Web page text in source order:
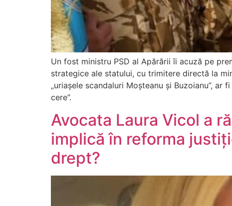
Un fost ministru PSD al Apărării îi acuză pe
strategice ale statului, cu trimitere directă la
„uriașele scandaluri Moșteanu și Buzoianu”,
cere”.
Avocata Laura Vicol a
implică în reforma
drept?